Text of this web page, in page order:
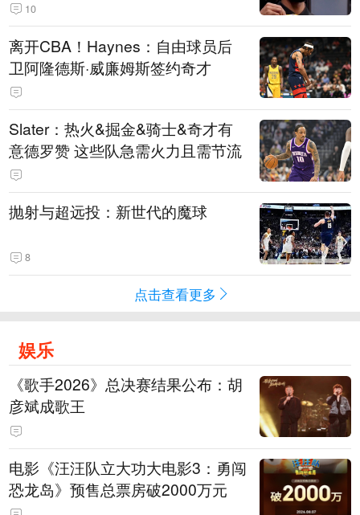
10
离开CBA！Haynes：自由球员后
卫阿隆德斯·威廉姆斯签约奇才
Slater：热火&掘金&骑士&奇才有
意德罗赞 这些队急需火力且需节流
抛射与超远投：新世代的魔球
8
点击查看更多
娱乐
《歌手2026》总决赛结果公布：胡
彦斌成歌王
电影《汪汪队立大功大电影3：勇闯
恐龙岛》预售总票房破2000万元